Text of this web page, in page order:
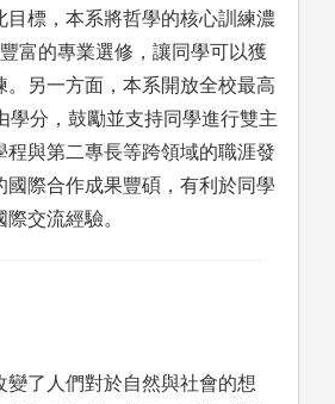
目標，本系將哲學的核心訓練濃
富的專業選修，讓同學可以獲
。另一方面，本系開放全校最高
學分，鼓勵並支持同學進行雙主
程與第二專長等跨領域的職涯發
國際合作成果豐碩，有利於同學
交流經驗。
變了人們對於自然與社會的想